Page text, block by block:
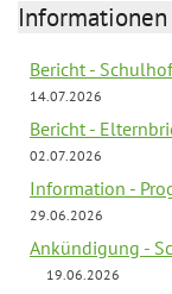
Bericht -
14.07.2026
Bericht -
02.07.2026
Information -
29.06.2026
Ankündigung -
19.06.2026